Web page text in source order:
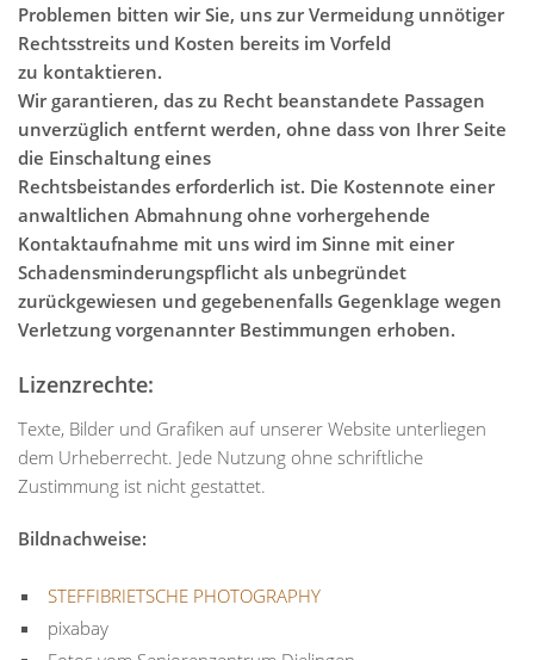
Problemen bitten wir Sie, uns zur Vermeidung unnötiger
Rechtsstreits und Kosten bereits im Vorfeld
zu kontaktieren.
Wir garantieren, das zu Recht beanstandete Passagen
unverzüglich entfernt werden, ohne dass von Ihrer Seite
die Einschaltung eines
Rechtsbeistandes erforderlich ist. Die Kostennote einer
anwaltlichen Abmahnung ohne vorhergehende
Kontaktaufnahme mit uns wird im Sinne mit einer
Schadensminderungspflicht als unbegründet
zurückgewiesen und gegebenenfalls Gegenklage wegen
Verletzung vorgenannter Bestimmungen erhoben.
Lizenzrechte:
Texte, Bilder und Grafiken auf unserer Website unterliegen
dem Urheberrecht. Jede Nutzung ohne schriftliche
Zustimmung ist nicht gestattet.
Bildnachweise:
STEFFIBRIETSCHE PHOTOGRAPHY
pixabay